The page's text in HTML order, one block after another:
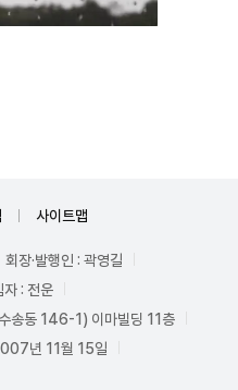
사이트맵
회장·발행인 : 곽영길
자 : 전운
송동 146-1) 이마빌딩 11층
년 11월 15일